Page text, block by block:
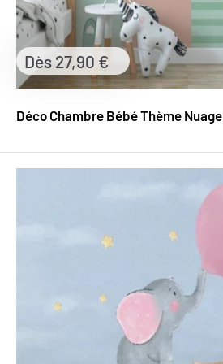
Déco Chambre Bébé Thème Nuage
Prix
réduit
Dès 27,90 €